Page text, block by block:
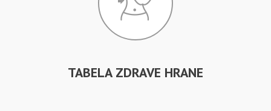
TABELA ZDRAVE HRANE